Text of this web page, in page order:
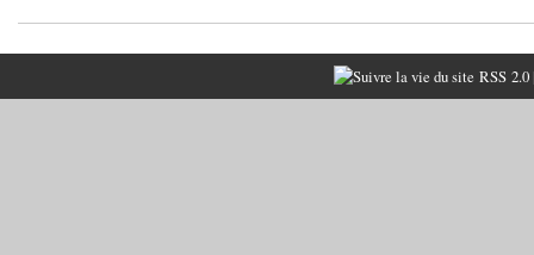
RSS 2.0